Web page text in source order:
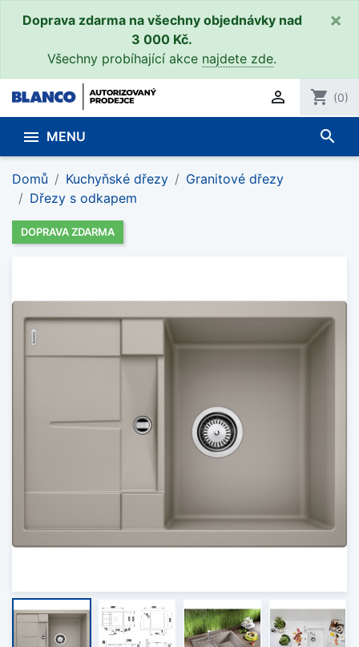
Doprava zdarma na všechny objednávky nad
3 000 Kč.
Všechny probíhající akce najdete zde.
×
 shopping_cart (0)
 MENU search
Domů Kuchyňské dřezy
Granitové dřezy
Dřezy s odkapem
DOPRAVA ZDARMA